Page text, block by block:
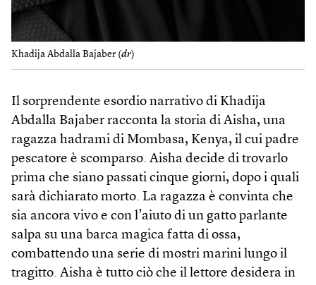
Khadija Abdalla Bajaber (dr)
Il sorprendente esordio narrativo di Khadija
Abdalla Bajaber racconta la storia di Aisha, una
ragazza hadrami di Mombasa, Kenya, il cui padre
pescatore è scomparso. Aisha decide di trovarlo
prima che siano passati cinque giorni, dopo i quali
sarà dichiarato morto. La ragazza è convinta che
sia ancora vivo e con l’aiuto di un gatto parlante
salpa su una barca magica fatta di ossa,
combattendo una serie di mostri marini lungo il
tragitto. Aisha è tutto ciò che il lettore desidera in